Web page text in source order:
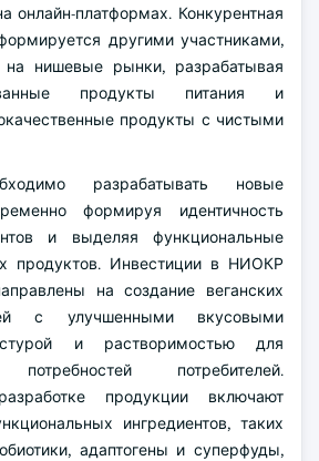
онлайн-платформах. Конкурентная
другими участниками,
на нишевые рынки, разрабатывая
продукты питания и
продукты с чистыми
разрабатывать новые
формируя идентичность
и выделяя функциональные
продуктов. Инвестиции в НИОКР
на создание веганских
с улучшенными вкусовыми
и растворимостью для
потребностей потребителей.
продукции включают
ингредиентов, таких
адаптогены и суперфуды,